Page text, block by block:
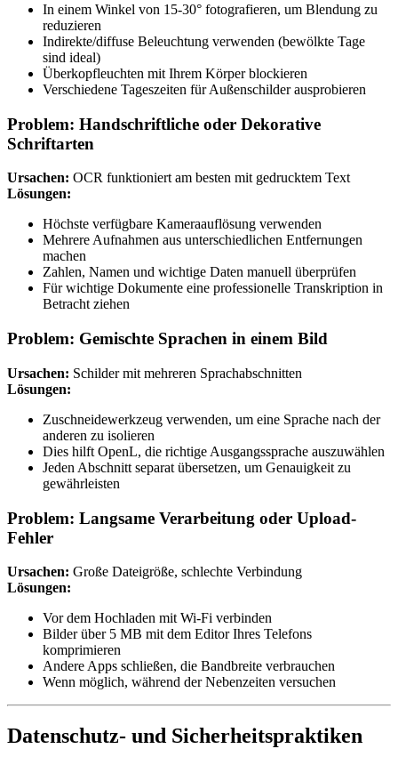
In einem Winkel von 15-30° fotografieren, um Blendung zu
reduzieren
Indirekte/diffuse Beleuchtung verwenden (bewölkte Tage
sind ideal)
Überkopfleuchten mit Ihrem Körper blockieren
Verschiedene Tageszeiten für Außenschilder ausprobieren
Problem: Handschriftliche oder Dekorative
Schriftarten
Ursachen: OCR funktioniert am besten mit gedrucktem Text
Lösungen:
Höchste verfügbare Kameraauflösung verwenden
Mehrere Aufnahmen aus unterschiedlichen Entfernungen
machen
Zahlen, Namen und wichtige Daten manuell überprüfen
Für wichtige Dokumente eine professionelle Transkription in
Betracht ziehen
Problem: Gemischte Sprachen in einem Bild
Ursachen: Schilder mit mehreren Sprachabschnitten
Lösungen:
Zuschneidewerkzeug verwenden, um eine Sprache nach der
anderen zu isolieren
Dies hilft OpenL, die richtige Ausgangssprache auszuwählen
Jeden Abschnitt separat übersetzen, um Genauigkeit zu
gewährleisten
Problem: Langsame Verarbeitung oder Upload-
Fehler
Ursachen: Große Dateigröße, schlechte Verbindung
Lösungen:
Vor dem Hochladen mit Wi-Fi verbinden
Bilder über 5 MB mit dem Editor Ihres Telefons
komprimieren
Andere Apps schließen, die Bandbreite verbrauchen
Wenn möglich, während der Nebenzeiten versuchen
Datenschutz- und Sicherheitspraktiken